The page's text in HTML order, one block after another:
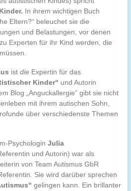
In ihrem wichtigen Buch
Eltern?“ beleuchet sie die
und Belastungen, vor denen
Experten für ihr Kind werden, die
ist die Expertin für das
Kinder“ und Autorin
Blog „Anguckallergie“ gibt sie nicht
mit ihrem autischen Sohn,
über verschiedenste Themen
Psychologin Julia
und Autorin) war als
von Team Autismus GbR
Sie wird darüber sprechen
gelingen kann. Ein brillanter